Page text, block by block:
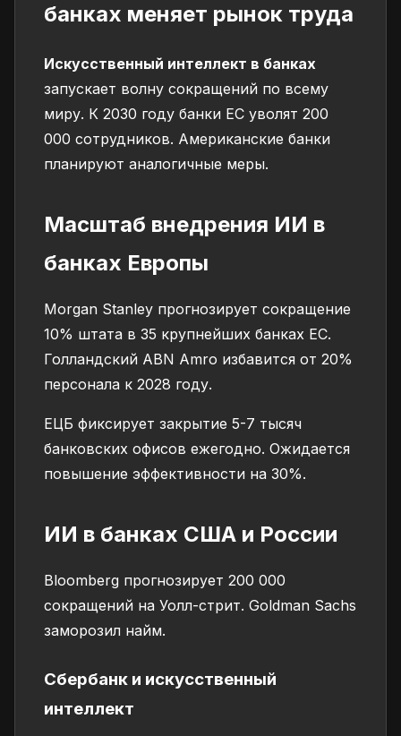
банках меняет рынок труда
Искусственный интеллект в банках
запускает волну сокращений по всему
миру. К 2030 году банки ЕС уволят 200
000 сотрудников. Американские банки
планируют аналогичные меры.
Масштаб внедрения ИИ в
банках Европы
Morgan Stanley прогнозирует сокращение
10% штата в 35 крупнейших банках ЕС.
Голландский ABN Amro избавится от 20%
персонала к 2028 году.
ЕЦБ фиксирует закрытие 5-7 тысяч
банковских офисов ежегодно. Ожидается
повышение эффективности на 30%.
ИИ в банках США и России
Bloomberg прогнозирует 200 000
сокращений на Уолл-стрит. Goldman Sachs
заморозил найм.
Сбербанк и искусственный
интеллект